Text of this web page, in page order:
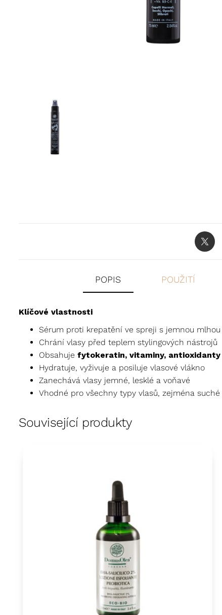
POPIS POUŽITÍ
Klíčové vlastnosti
Sérum proti krepatění ve spreji s jemnou mlhou
Chrání vlasy před teplem stylingových nástrojů
Obsahuje fytokeratin, vitaminy, antioxidanty
Hydratuje, vyživuje a posiluje vlasové vlákno
Zanechává vlasy jemné, lesklé a voňavé
Vhodné pro všechny typy vlasů, zejména suché
Související produkty